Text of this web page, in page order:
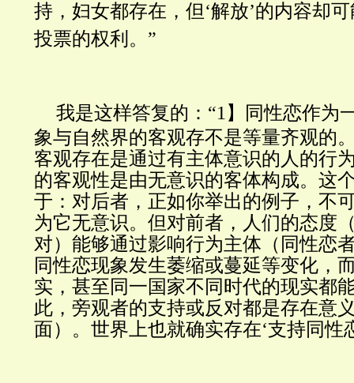
持，妇女都存在，但‘解放’的内容却
投票的权利。 ”
我是这样答复的：“1】同性恋作为
象与自然界的客观存不是等量齐观的
客观存在是通过有主体意识的人的行
的客观性是由无意识的客体构成。这
于：对后者，正如你举出的例子，不
为它无意识。但对前者，人们的态度
对）能够通过影响行为主体（同性恋
同性恋现象发生萎缩或蔓延等变化，
实，甚至同一国家不同时代的现实都
此，旁观者的支持或反对都是存在意
面）。世界上也就确实存在‘支持同性